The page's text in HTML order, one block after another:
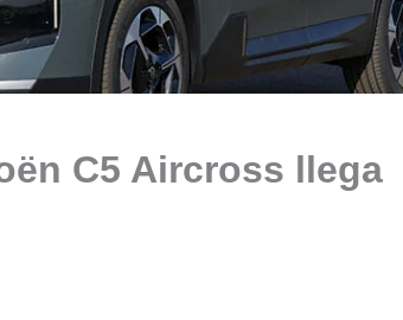
C5 Aircross llega